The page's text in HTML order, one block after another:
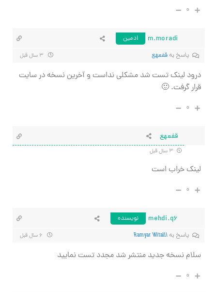
۰
m.moradi
ادمین
پاسخ بهقفعهع
درود لینک تست شد مشکلی نداست و آخرین نسخه در سایت
قرار گرفت. 🙂
۰
قفعهع
لینک خراب است
۰
mehdi.q6
نویسنده
پاسخ بهRamyar Witalli
سلام نسخه جدید منتشر شد مجدد تست نمایید
۰